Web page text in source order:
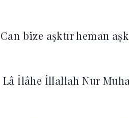
Can bize aşktır heman
Lâ İlâhe İllallah Nur